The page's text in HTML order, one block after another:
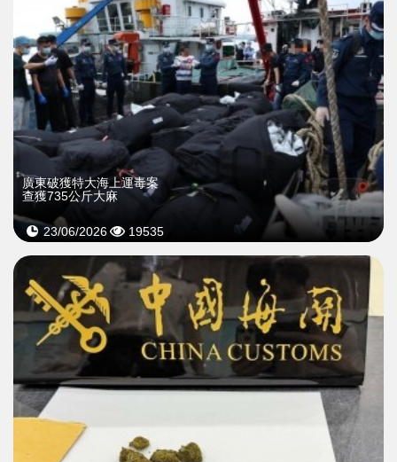
廣東破獲特大海上運毒案
查獲735公斤大麻
23/06/2026 19535